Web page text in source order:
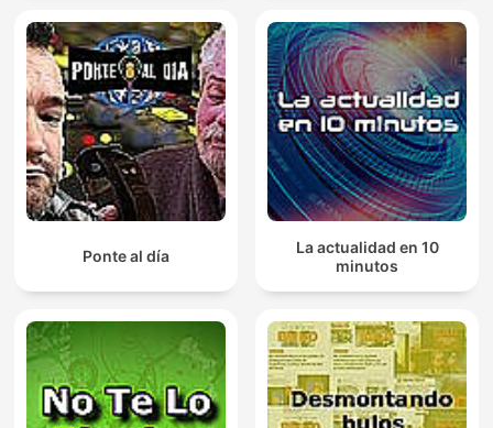
Ponte al día
La actualidad en 10
minutos